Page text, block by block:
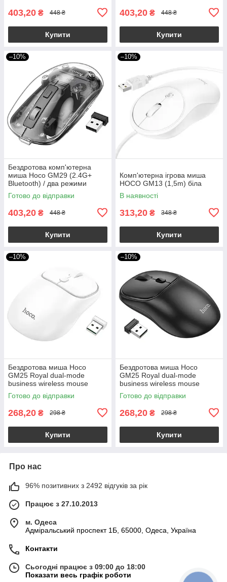
403,20 ₴ 448 ₴
Купити
403,20 ₴ 448 ₴
Купити
–10%
Бездротова комп'ютерна
миша Hoco GM29 (2.4G+
Bluetooth) / два режими
підключення / чорний
Готово до відправки
403,20 ₴ 448 ₴
Купити
–10%
Комп'ютерна ігрова миша
HOCO GM13 (1,5m) біла
В наявності
313,20 ₴ 348 ₴
Купити
–10%
Бездротова миша Hoco
GM25 Royal dual-mode
business wireless mouse
білий
Готово до відправки
268,20 ₴ 298 ₴
Купити
–10%
Бездротова миша Hoco
GM25 Royal dual-mode
business wireless mouse
чорний
Готово до відправки
268,20 ₴ 298 ₴
Купити
Про нас
96% позитивних з 2492 відгуків за рік
Працює з 27.10.2013
м. Одеса
Адміральський проспект 1Б, 65000, Одеса, Україна
Контакти
Сьогодні працює з 09:00 до 18:00
Показати весь графік роботи